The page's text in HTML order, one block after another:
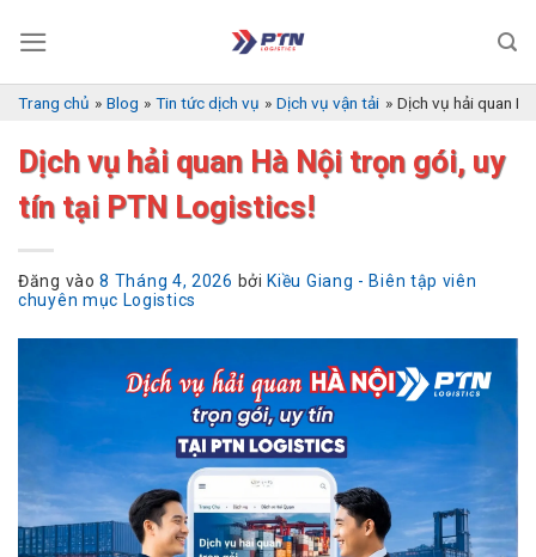
qua
dungTrang chủ » Blog » Tin tức dịch vụ » Dịch vụ vận tải » Dịch vụ hải quan
Dịch vụ hải quan Hà Nội trọn gói, uy
tín tại PTN Logistics!
Đăng vào8 Tháng 4, 2026 bởi Kiều Giang - Biên tập viên
chuyên mục Logistics